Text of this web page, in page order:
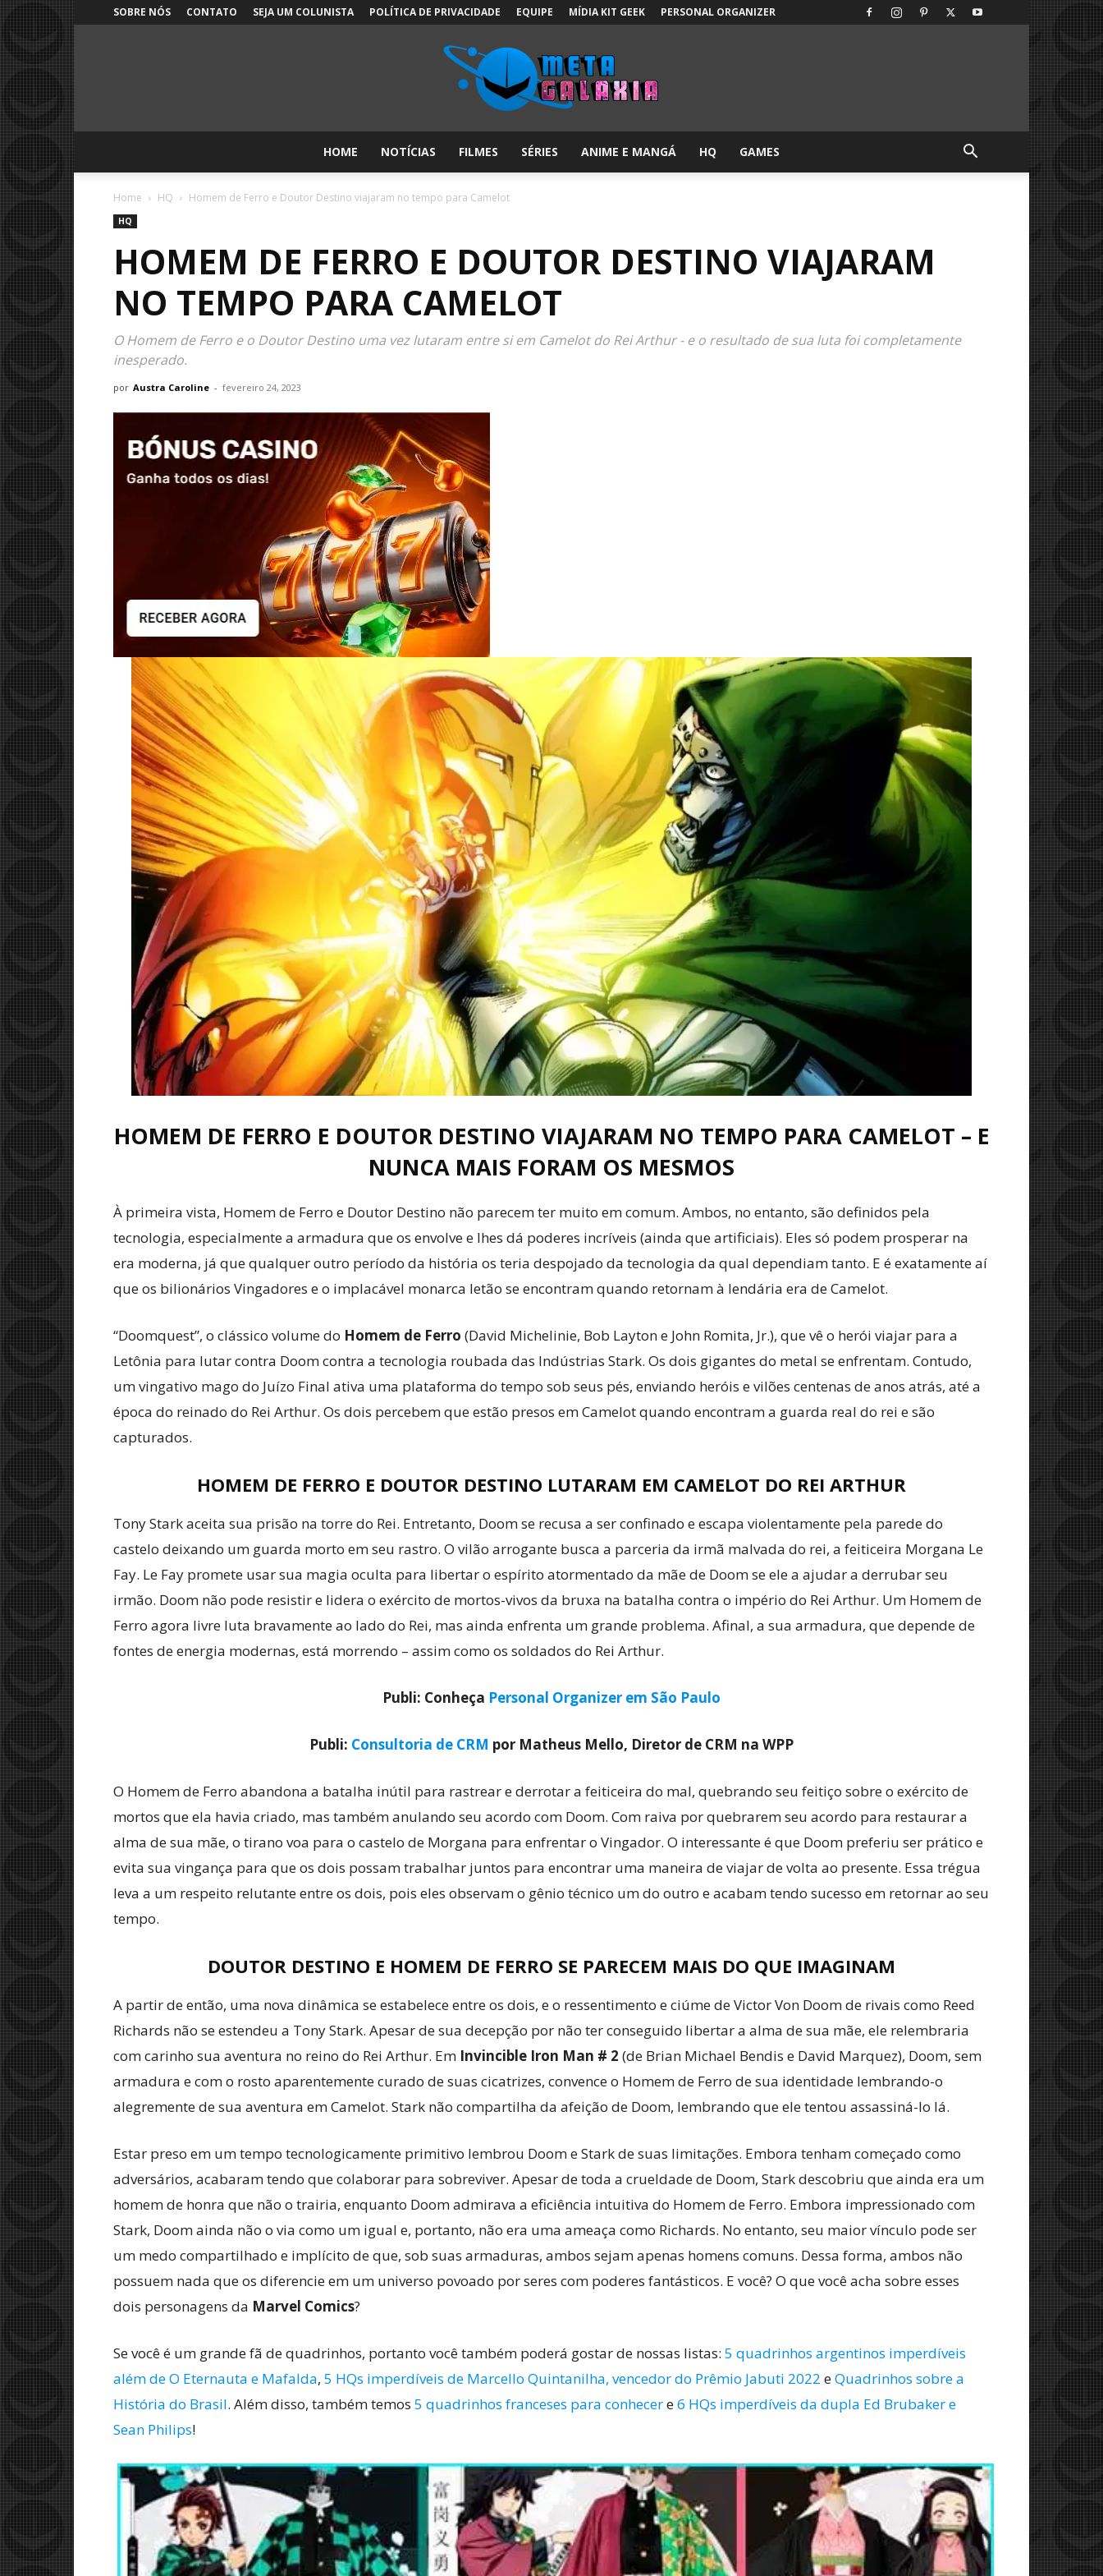
SOBRE NÓS CONTATO SEJA UM COLUNISTA POLÍTICA DE PRIVACIDADE EQUIPE MÍDIA KIT GEEK PERSONAL ORGANIZER
Galáxia:
sobre
Cultura
Pop!
HOME NOTÍCIAS FILMES SÉRIES ANIME E MANGÁ HQ GAMES
Home HQ Homem de Ferro e Doutor Destino viajaram no tempo para Camelot
HQ
HOMEM DE FERRO E DOUTOR DESTINO VIAJARAM
NO TEMPO PARA CAMELOT
O Homem de Ferro e o Doutor Destino uma vez lutaram entre si em Camelot do Rei Arthur - e o resultado de sua luta foi completamente
inesperado.
por Austra Caroline - fevereiro 24, 2023
HOMEM DE FERRO E DOUTOR DESTINO VIAJARAM NO TEMPO PARA CAMELOT – E
NUNCA MAIS FORAM OS MESMOS
À primeira vista, Homem de Ferro e Doutor Destino não parecem ter muito em comum. Ambos, no entanto, são definidos pela
tecnologia, especialmente a armadura que os envolve e lhes dá poderes incríveis (ainda que artificiais). Eles só podem prosperar na
era moderna, já que qualquer outro período da história os teria despojado da tecnologia da qual dependiam tanto. E é exatamente aí
que os bilionários Vingadores e o implacável monarca letão se encontram quando retornam à lendária era de Camelot.
“Doomquest”, o clássico volume do Homem de Ferro (David Michelinie, Bob Layton e John Romita, Jr.), que vê o herói viajar para a
Letônia para lutar contra Doom contra a tecnologia roubada das Indústrias Stark. Os dois gigantes do metal se enfrentam. Contudo,
um vingativo mago do Juízo Final ativa uma plataforma do tempo sob seus pés, enviando heróis e vilões centenas de anos atrás, até a
época do reinado do Rei Arthur. Os dois percebem que estão presos em Camelot quando encontram a guarda real do rei e são
capturados.
HOMEM DE FERRO E DOUTOR DESTINO LUTARAM EM CAMELOT DO REI ARTHUR
Tony Stark aceita sua prisão na torre do Rei. Entretanto, Doom se recusa a ser confinado e escapa violentamente pela parede do
castelo deixando um guarda morto em seu rastro. O vilão arrogante busca a parceria da irmã malvada do rei, a feiticeira Morgana Le
Fay. Le Fay promete usar sua magia oculta para libertar o espírito atormentado da mãe de Doom se ele a ajudar a derrubar seu
irmão. Doom não pode resistir e lidera o exército de mortos-vivos da bruxa na batalha contra o império do Rei Arthur. Um Homem de
Ferro agora livre luta bravamente ao lado do Rei, mas ainda enfrenta um grande problema. Afinal, a sua armadura, que depende de
fontes de energia modernas, está morrendo – assim como os soldados do Rei Arthur.
Publi: Conheça Personal Organizer em São Paulo
Publi: Consultoria de CRM por Matheus Mello, Diretor de CRM na WPP
O Homem de Ferro abandona a batalha inútil para rastrear e derrotar a feiticeira do mal, quebrando seu feitiço sobre o exército de
mortos que ela havia criado, mas também anulando seu acordo com Doom. Com raiva por quebrarem seu acordo para restaurar a
alma de sua mãe, o tirano voa para o castelo de Morgana para enfrentar o Vingador. O interessante é que Doom preferiu ser prático e
evita sua vingança para que os dois possam trabalhar juntos para encontrar uma maneira de viajar de volta ao presente. Essa trégua
leva a um respeito relutante entre os dois, pois eles observam o gênio técnico um do outro e acabam tendo sucesso em retornar ao seu
tempo.
DOUTOR DESTINO E HOMEM DE FERRO SE PARECEM MAIS DO QUE IMAGINAM
A partir de então, uma nova dinâmica se estabelece entre os dois, e o ressentimento e ciúme de Victor Von Doom de rivais como Reed
Richards não se estendeu a Tony Stark. Apesar de sua decepção por não ter conseguido libertar a alma de sua mãe, ele relembraria
com carinho sua aventura no reino do Rei Arthur. Em Invincible Iron Man # 2 (de Brian Michael Bendis e David Marquez), Doom, sem
armadura e com o rosto aparentemente curado de suas cicatrizes, convence o Homem de Ferro de sua identidade lembrando-o
alegremente de sua aventura em Camelot. Stark não compartilha da afeição de Doom, lembrando que ele tentou assassiná-lo lá.
Estar preso em um tempo tecnologicamente primitivo lembrou Doom e Stark de suas limitações. Embora tenham começado como
adversários, acabaram tendo que colaborar para sobreviver. Apesar de toda a crueldade de Doom, Stark descobriu que ainda era um
homem de honra que não o trairia, enquanto Doom admirava a eficiência intuitiva do Homem de Ferro. Embora impressionado com
Stark, Doom ainda não o via como um igual e, portanto, não era uma ameaça como Richards. No entanto, seu maior vínculo pode ser
um medo compartilhado e implícito de que, sob suas armaduras, ambos sejam apenas homens comuns. Dessa forma, ambos não
possuem nada que os diferencie em um universo povoado por seres com poderes fantásticos. E você? O que você acha sobre esses
dois personagens da Marvel Comics?
Se você é um grande fã de quadrinhos, portanto você também poderá gostar de nossas listas: 5 quadrinhos argentinos imperdíveis
além de O Eternauta e Mafalda, 5 HQs imperdíveis de Marcello Quintanilha, vencedor do Prêmio Jabuti 2022 eQuadrinhos sobre a
História do Brasil. Além disso, também temos 5 quadrinhos franceses para conhecere6 HQs imperdíveis da dupla Ed Brubaker e
Sean Philips!